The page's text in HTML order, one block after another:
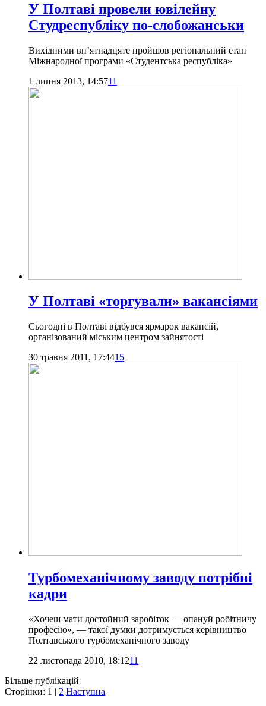
У Полтаві провели ювілейну
Студреспубліку по-слобожанськи
Вихідними вп’ятнадцяте пройшов регіональний етап
Міжнародної програми «Студентська республіка»
1 липня 2013, 14:5711
У Полтаві «торгували» вакансіями
Сьогодні в Полтаві відбувся ярмарок вакансій,
організований міським центром зайнятості
30 травня 2011, 17:4415
Турбомеханічному заводу потрібні
кадри
«Хочеш мати достойний заробіток — опануй робітничу
професію», — такої думки дотримується керівництво
Полтавського турбомеханічного заводу
22 листопада 2010, 18:1211
Більше публікацій
Сторінки: 1 | 2 Наступна